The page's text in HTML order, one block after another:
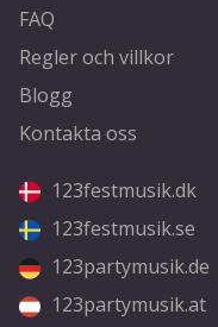
FAQ
Regler och villkor
Blogg
Kontakta oss
123festmusik.dk
123festmusik.se
123partymusik.de
123partymusik.at